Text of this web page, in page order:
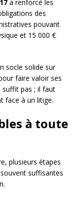
a renforcé les
des
pouvant
et 15 000 €
socle solide sur
faire valoir ses
pas ; il faut
face à un litige.
à toute
plusieurs étapes
suffisantes